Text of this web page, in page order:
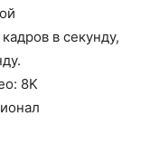
в секунду,
8K